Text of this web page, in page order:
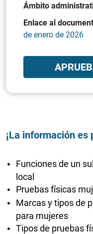
Ámbito
Enlace al
de enero de 2026
¡La información es
Funciones de un
local
Pruebas físicas
Marcas y tipos de
para mujeres
Tipos de pruebas